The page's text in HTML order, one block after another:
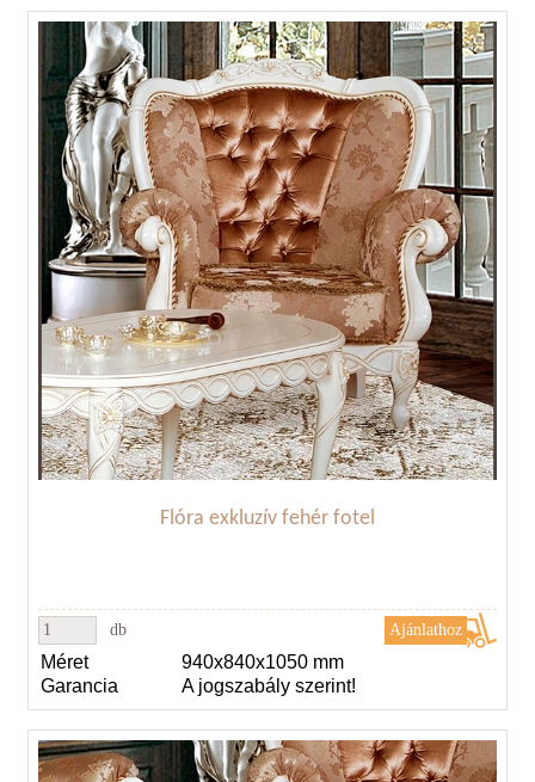
Flóra exkluzív fehér fotel
db
Méret
940x840x1050 mm
Garancia
A jogszabály szerint!